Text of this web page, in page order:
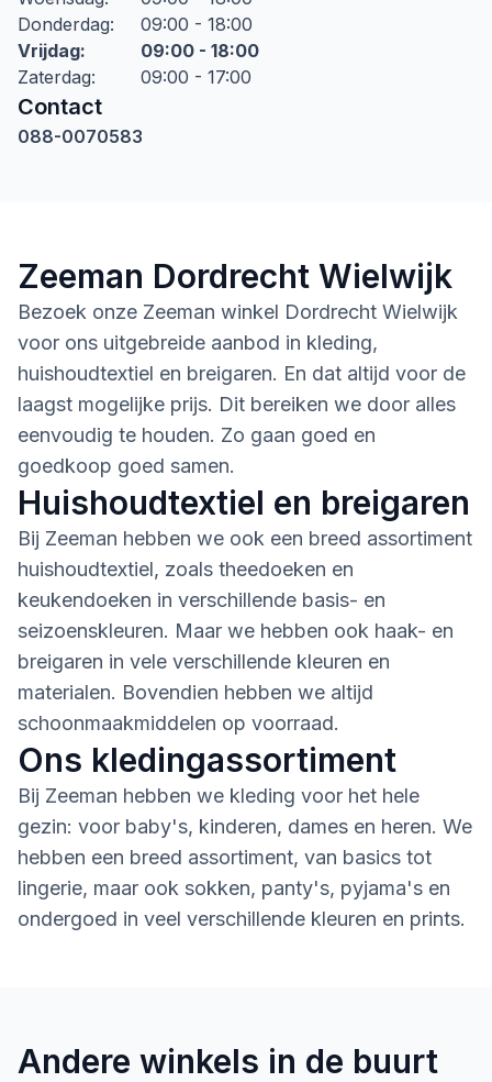
Donderdag:
09:00 - 18:00
Vrijdag:
09:00 - 18:00
Zaterdag: 09:00 - 17:00
Contact
088-0070583
Zeeman Dordrecht Wielwijk
Bezoek onze Zeeman winkel Dordrecht Wielwijk
voor ons uitgebreide aanbod in kleding,
huishoudtextiel en breigaren. En dat altijd voor de
laagst mogelijke prijs. Dit bereiken we door alles
eenvoudig te houden. Zo gaan goed en
goedkoop goed samen.
Huishoudtextiel en breigaren
Bij Zeeman hebben we ook een breed assortiment
huishoudtextiel, zoals theedoeken en
keukendoeken in verschillende basis- en
seizoenskleuren. Maar we hebben ook haak- en
breigaren in vele verschillende kleuren en
materialen. Bovendien hebben we altijd
schoonmaakmiddelen op voorraad.
Ons kledingassortiment
Bij Zeeman hebben we kleding voor het hele
gezin: voor baby's, kinderen, dames en heren. We
hebben een breed assortiment, van basics tot
lingerie, maar ook sokken, panty's, pyjama's en
ondergoed in veel verschillende kleuren en prints.
Andere winkels in de buurt